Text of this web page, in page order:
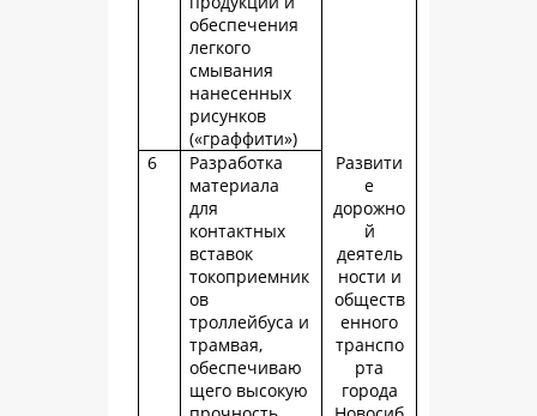
обеспечения
легкого
смывания
нанесенных
рисунков
(«граффити»)
Развити
е
дорожно
й
деятель
ности и
обществ
енного
транспо
рта
города
6
Разработка
материала
для
контактных
вставок
токоприемник
ов
троллейбуса и
трамвая,
обеспечиваю
щего высокую